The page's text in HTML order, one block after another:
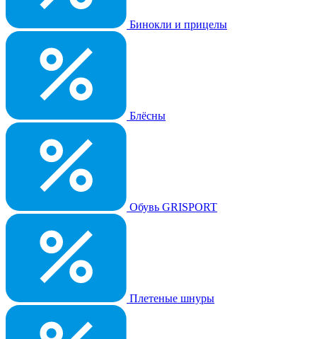
Бинокли и прицелы
Блёсны
Обувь GRISPORT
Плетеные шнуры